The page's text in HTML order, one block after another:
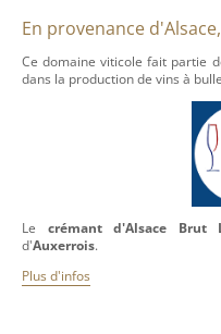
En provenance
Ce domaine viticole fait partie
dans la production de vins à
Le crémant d'Alsace Brut
d'Auxerrois.
Plus d'infos